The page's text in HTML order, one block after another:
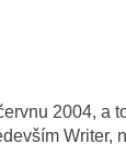
2004, a